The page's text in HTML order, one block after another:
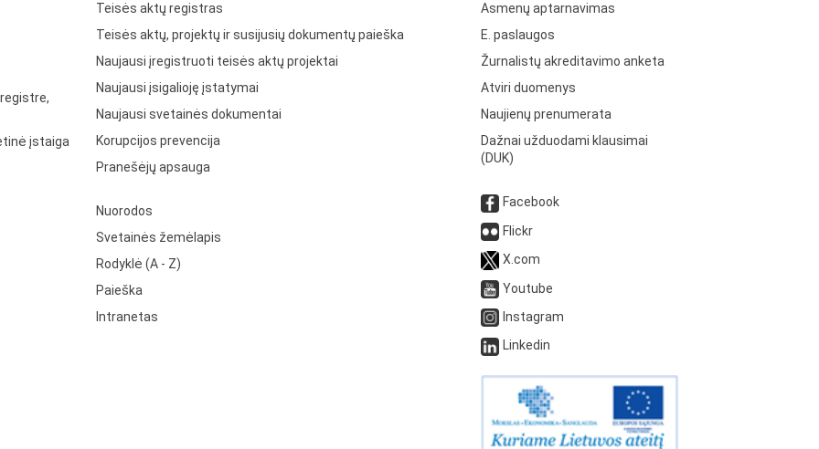
įstaiga
Teisės aktų registras
Teisės aktų, projektų ir susijusių dokumentų paieška
Naujausi įregistruoti teisės aktų projektai
Naujausi įsigalioję įstatymai
Naujausi svetainės dokumentai
Korupcijos prevencija
Pranešėjų apsauga
Nuorodos
Svetainės žemėlapis
Rodyklė (A - Z)
Paieška
Intranetas
Asmenų aptarnavimas
E. paslaugos
Žurnalistų akreditavimo anketa
Atviri duomenys
Naujienų prenumerata
Dažnai užduodami klausimai
(DUK)
Facebook
Flickr
X.com
Youtube
Instagram
Linkedin